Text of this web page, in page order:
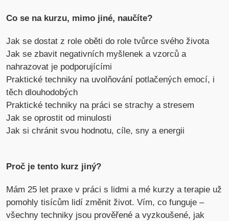
Co se na kurzu, mimo jiné, naučíte?
Jak se dostat z role oběti do role tvůrce svého života
Jak se zbavit negativních myšlenek a vzorců a
nahrazovat je podporujícími
Praktické techniky na uvolňování potlačených emocí, i
těch dlouhodobých
Praktické techniky na práci se strachy a stresem
Jak se oprostit od minulosti
Jak si chránit svou hodnotu, cíle, sny a energii
Proč je tento kurz jiný?
Mám 25 let praxe v práci s lidmi a mé kurzy a terapie už
pomohly tisícům lidí změnit život. Vím, co funguje –
všechny techniky jsou prověřené a vyzkoušené, jak